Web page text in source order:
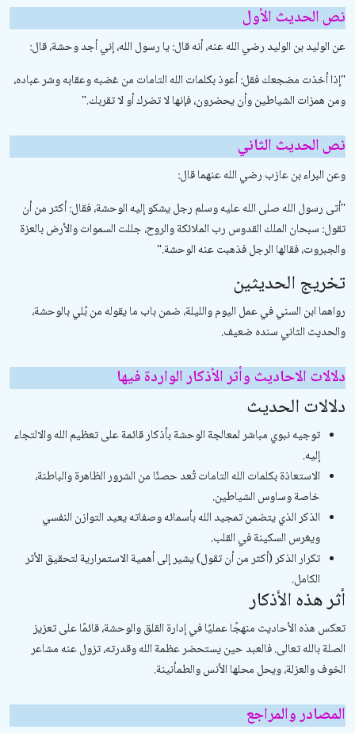
نص الحديث الأول
عن الوليد بن الوليد رضي الله عنه، أنه قال: يا رسول الله، إني أجد وحشة، قال:
"إذا أخذت مضجعك فقل: أعوذ بكلمات الله التامات من غضبه وعقابه وشر عباده،
ومن همزات الشياطين وأن يحضرون، فإنها لا تضرك أو لا تقربك".
نص الحديث الثاني
وعن البراء بن عازب رضي الله عنهما قال:
"أتى رسول الله صلى الله عليه وسلم رجل يشكو إليه الوحشة، فقال: أكثر من أن
تقول: سبحان الملك القدوس رب الملائكة والروح، جللت السموات والأرض بالعزة
والجبروت، فقالها الرجل فذهبت عنه الوحشة".
تخريج الحديثين
رواهما ابن السني فيعمل اليوم والليلة، ضمن باب ما يقوله من بُلي بالوحشة،
والحديث الثاني سنده ضعيف.
دلالات الاحاديث وأثر الأذكار الواردة فيها
دلالات الحديث
توجيه نبوي مباشر لمعالجة الوحشة بأذكار قائمة على تعظيم الله والالتجاء
إليه.
الاستعاذة بكلمات الله التامات تُعد حصنًا من الشرور الظاهرة والباطنة،
خاصة وساوس الشياطين.
الذكر الذي يتضمن تمجيد الله بأسمائه وصفاته يعيد التوازن النفسي
ويغرس السكينة في القلب.
تكرار الذكر (أكثر من أن تقول) يشير إلى أهمية الاستمرارية لتحقيق الأثر
الكامل.
أثر هذه الأذكار
تعكس هذه الأحاديث منهجًا عمليًا في إدارة القلق والوحشة، قائمًا على تعزيز
الصلة بالله تعالى. فالعبد حين يستحضر عظمة الله وقدرته، تزول عنه مشاعر
الخوف والعزلة، ويحل محلها الأنس والطمأنينة.
المصادر والمراجع